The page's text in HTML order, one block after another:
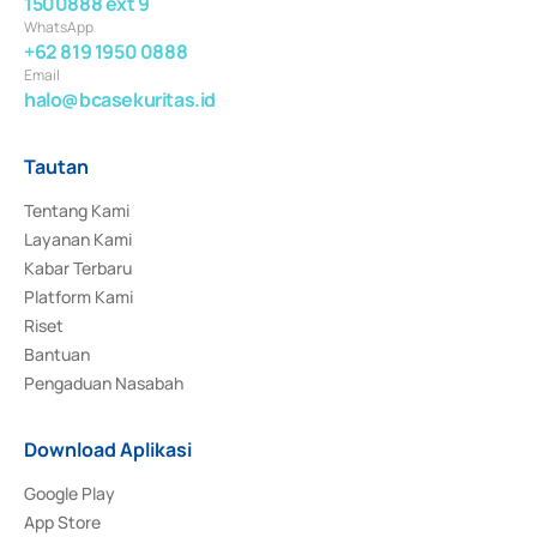
WhatsApp
+62 819 1950 0888
Email
halo@bcasekuritas.id
Tautan
Tentang Kami
Layanan Kami
Kabar Terbaru
Platform Kami
Riset
Bantuan
Pengaduan Nasabah
Download Aplikasi
Google Play
App Store